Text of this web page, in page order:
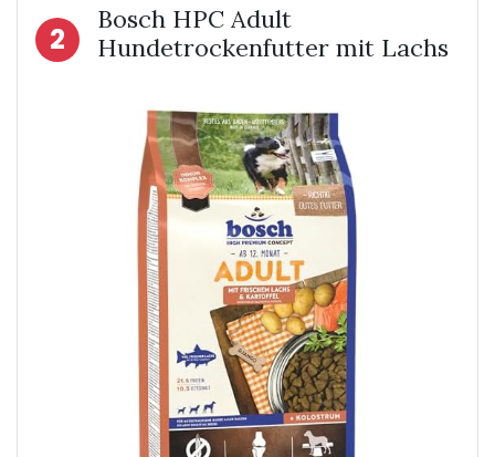
2
Bosch HPC Adult
Hundetrockenfutter mit Lachs